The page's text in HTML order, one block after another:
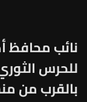
نائب محافظ
للحرس
بالقرب من